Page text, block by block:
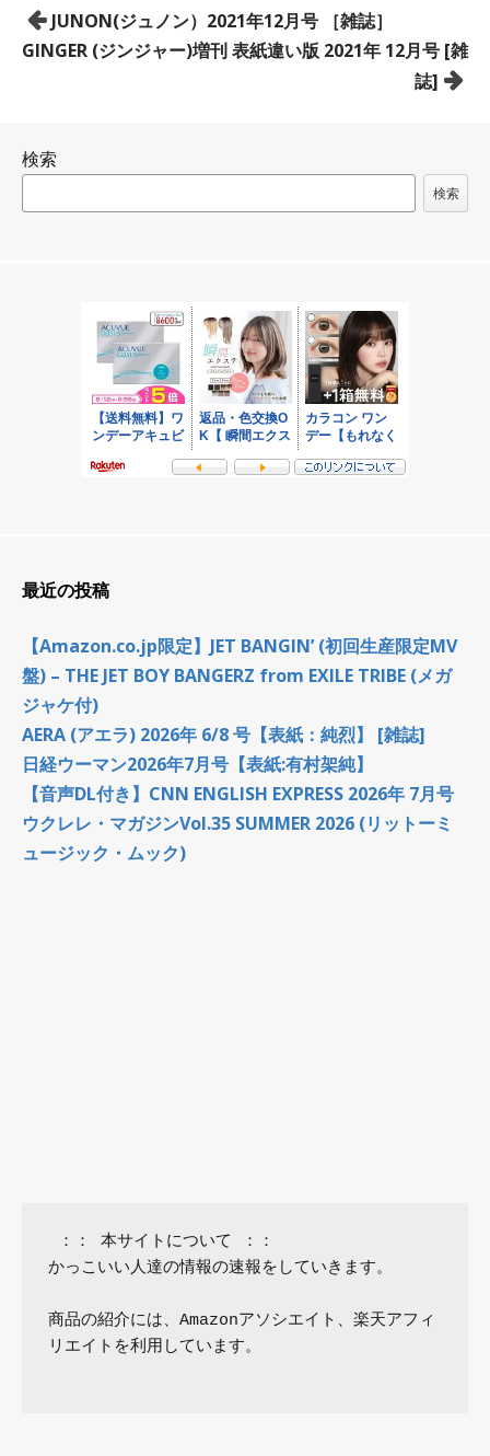
投
稿
ー
JUNON(ジュノン）2021年12月号 ［雑誌］
GINGER (ジンジャー)増刊 表紙違い版 2021年 12月号 [雑
誌]
検索
検索
最近の投稿
【Amazon.co.jp限定】JET BANGIN’ (初回生産限定MV
盤) – THE JET BOY BANGERZ from EXILE TRIBE (メガ
ジャケ付)
AERA (アエラ) 2026年 6/8 号【表紙：純烈】 [雑誌]
日経ウーマン2026年7月号【表紙:有村架純】
【音声DL付き】CNN ENGLISH EXPRESS 2026年 7月号
ウクレレ・マガジンVol.35 SUMMER 2026 (リットーミ
ュージック・ムック)
かっこいい人達の情報の速報をしていきます。
商品の紹介には、Amazonアソシエイト、楽天アフィ
リエイトを利用しています。